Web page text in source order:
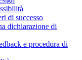
di successo
dichiarazione di
e procedura di